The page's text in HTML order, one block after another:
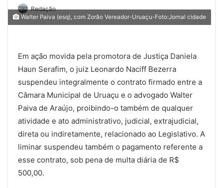
Redação
Walter Paiva (esq), com Zorão Vereador-Uruaçu-Foto:Jornal cidade
Em ação movida pela promotora de Justiça Daniela
Haun Serafim, o juiz Leonardo Naciff Bezerra
suspendeu integralmente o contrato firmado entre a
Câmara Municipal de Uruaçu e o advogado Walter
Paiva de Araújo, proibindo-o também de qualquer
atividade e ato administrativo, judicial, extrajudicial,
direta ou indiretamente, relacionado ao Legislativo. A
liminar suspendeu também o pagamento referente a
esse contrato, sob pena de multa diária de R$
500,00.